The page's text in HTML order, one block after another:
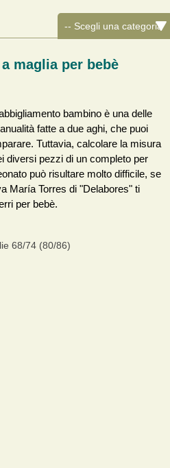
maglia per bebè
bambino è una delle
fatte a due aghi, che puoi
Tuttavia, calcolare la misura
diversi pezzi di un completo per
può risultare molto difficile, se
María Torres di "Delabores" ti
per bebè.
68/74 (80/86)